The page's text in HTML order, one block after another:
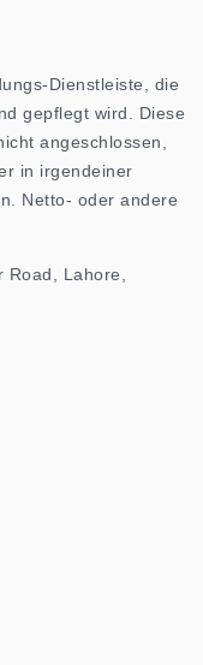
Dienstleiste, die
gepflegt wird. Diese
angeschlossen,
in irgendeiner
Netto- oder andere
Lahore,